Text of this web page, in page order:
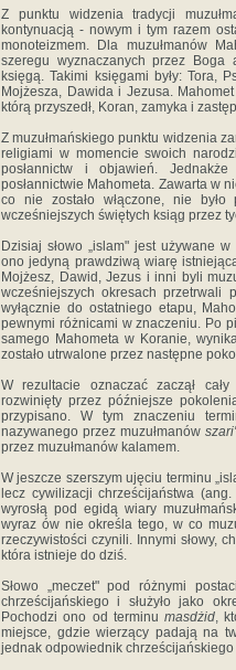
Z punktu widzenia tradycji
kontynuacją - nowym i tym razem
monoteizmem. Dla muzułmanów
szeregu wyznaczanych przez Boga
księgą. Takimi księgami były: Tora,
Mojżesza, Dawida i Jezusa.
którą przyszedł, Koran, zamyka i
Z muzułmańskiego punktu widzenia
religiami w momencie swoich
posłannictw i objawień.
posłannictwie Mahometa. Zawarta w
co nie zostało włączone, nie było
wcześniejszych świętych ksiąg przez
Dzisiaj słowo „islam" jest używane
ono jedyną prawdziwą wiarę
Mojżesz, Dawid, Jezus i inni byli
wcześniejszych okresach przetrwali
wyłącznie do ostatniego etapu,
pewnymi różnicami w znaczeniu. Po
samego Mahometa w Koranie,
zostało utrwalone przez następne
W rezultacie oznaczać zaczął
rozwinięty przez późniejsze
przypisano. W tym znaczeniu
nazywanego przez muzułmanów
przez muzułmanów kalamem.
W jeszcze szerszym ujęciu terminu
lecz cywilizacji chrześcijaństwa
wyrosłą pod egidą wiary
wyraz ów nie określa tego, w co
rzeczywistości czynili. Innymi słowy,
która istnieje do dziś.
Słowo „meczet" pod różnymi
chrześcijańskiego i służyło jako
Pochodzi ono od terminumasdżid,
miejsce, gdzie wierzący padają na
jednak odpowiednik chrześcijańskiego